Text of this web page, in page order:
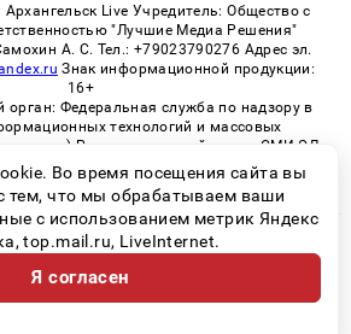
Live Учредитель: Общество с
"Лучшие Медиа Решения"
А. С. Тел.: +79023790276 Адрес эл.
Знак информационной продукции:
16+
орган: Федеральная служба по надзору в
технологий и массовых
Регистрационный номер СМИ ЭЛ
77 - 82533 от 21.01.2022
Live» | Все права защищены
категория сайта 16+
конфиденциальности
Во время посещения сайта вы
тем, что мы обрабатываем ваши
с использованием метрик Яндекс
top.mail.ru, LiveInternet.
Я согласен